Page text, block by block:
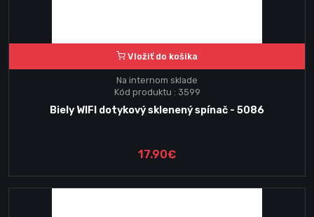
Vložiť do košika
Na internom sklade
Kód produktu : 3599
Biely WIFI dotykový sklenený spínač - 5086
17.90€